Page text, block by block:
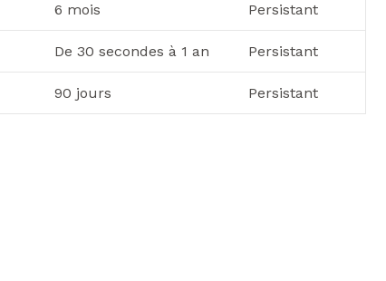
6 mois Persistant
De 30 secondes à 1 an Persistant
90 jours Persistant